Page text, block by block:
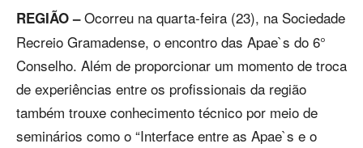
REGIÃO –Ocorreu na quarta-feira (23), na Sociedade
Recreio Gramadense, o encontro das Apae`s do 6°
Conselho. Além de proporcionar um momento de troca
de experiências entre os profissionais da região
também trouxe conhecimento técnico por meio de
seminários como o “Interface entre as Apae`s e o